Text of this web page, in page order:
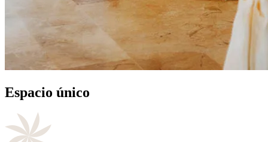
Cocinade autor